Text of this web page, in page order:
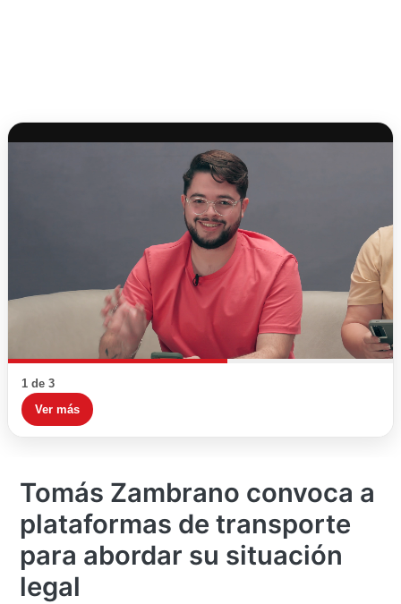
1 de 3
Ver más
Tomás Zambrano convoca a
plataformas de transporte
para abordar su situación
legal